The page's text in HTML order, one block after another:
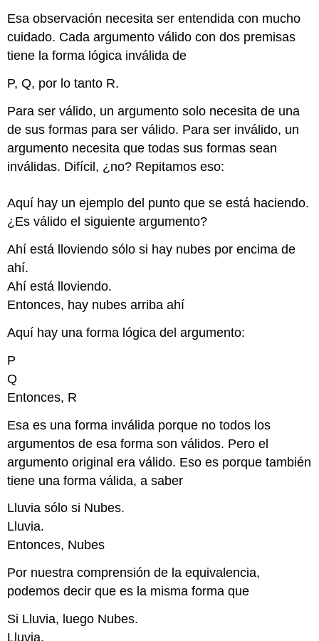
Esa observación necesita ser entendida con mucho
cuidado. Cada argumento válido con dos premisas
tiene la forma lógica inválida de
P, Q, por lo tanto R.
Para ser válido, un argumento solo necesita de una
de sus formas para ser válido. Para ser inválido, un
argumento necesita que todas sus formas sean
inválidas. Difícil, ¿no? Repitamos eso:
Aquí hay un ejemplo del punto que se está haciendo.
¿Es válido el siguiente argumento?
Ahí está lloviendo sólo si hay nubes por encima de
ahí.
Ahí está lloviendo.
Entonces, hay nubes arriba ahí
Aquí hay una forma lógica del argumento:
P
Q
Entonces, R
Esa es una forma inválida porque no todos los
argumentos de esa forma son válidos. Pero el
argumento original era válido. Eso es porque también
tiene una forma válida, a saber
Lluvia sólo si Nubes.
Lluvia.
Entonces, Nubes
Por nuestra comprensión de la equivalencia,
podemos decir que es la misma forma que
Si Lluvia, luego Nubes.
Lluvia.